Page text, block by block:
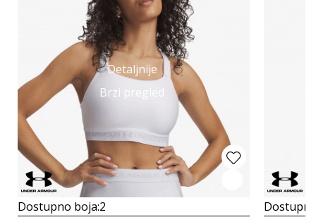
Detaljnije
Brzi pregled
Dostupno boja:2